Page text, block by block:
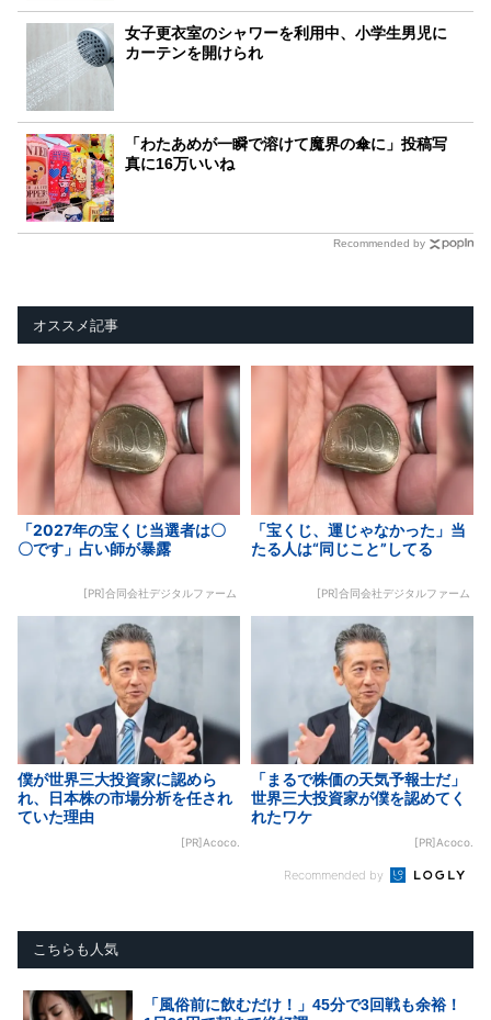
女子更衣室のシャワーを利用中、小学生男児に
カーテンを開けられ
「わたあめが一瞬で溶けて魔界の傘に」投稿写
真に16万いいね
Recommended by
オススメ記事
「2027年の宝くじ当選者は〇
〇です」占い師が暴露
[PR]合同会社デジタルファーム
「宝くじ、運じゃなかった」当
たる人は“同じこと”してる
[PR]合同会社デジタルファーム
僕が世界三大投資家に認めら
れ、日本株の市場分析を任され
ていた理由
[PR]Acoco.
「まるで株価の天気予報士だ」
世界三大投資家が僕を認めてく
れたワケ
[PR]Acoco.
Recommended by
こちらも人気
「風俗前に飲むだけ！」45分で3回戦も余裕！